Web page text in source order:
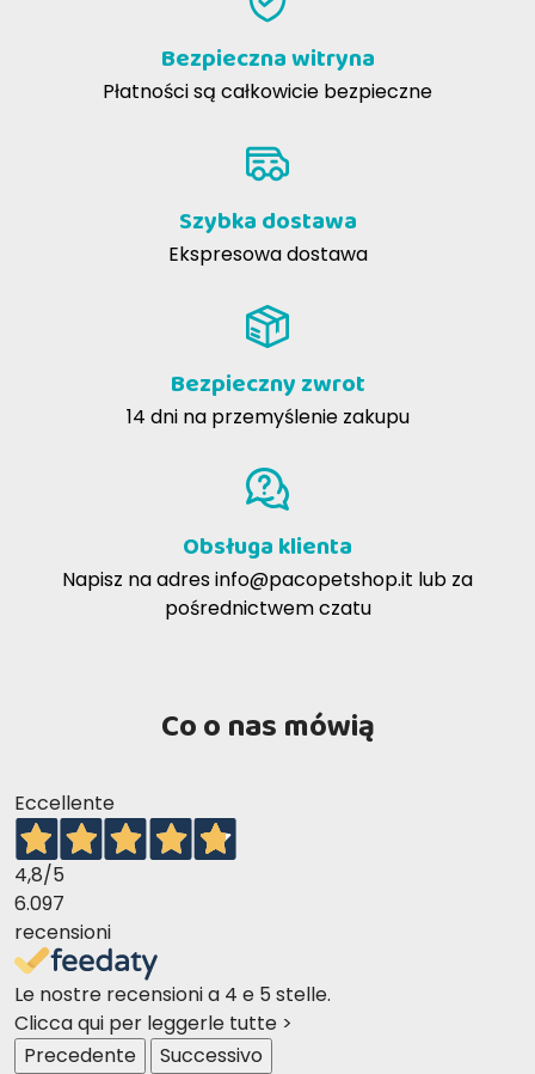
Bezpieczna witryna
Płatności są całkowicie bezpieczne
Szybka dostawa
Ekspresowa dostawa
Bezpieczny zwrot
14 dni na przemyślenie zakupu
Obsługa klienta
Napisz na adresinfo@pacopetshop.it lub za
pośrednictwem czatu
Co o nas mówią
Eccellente
4,8/5
6.097
recensioni
Le nostre recensioni a 4 e 5 stelle.
Clicca qui per leggerle tutte >
Precedente
Successivo